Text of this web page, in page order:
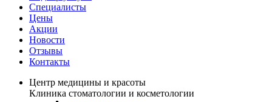
Специалисты
Цены
Акции
Новости
Отзывы
Контакты
Центр медицины и красоты
Клиника стоматологии и косметологии